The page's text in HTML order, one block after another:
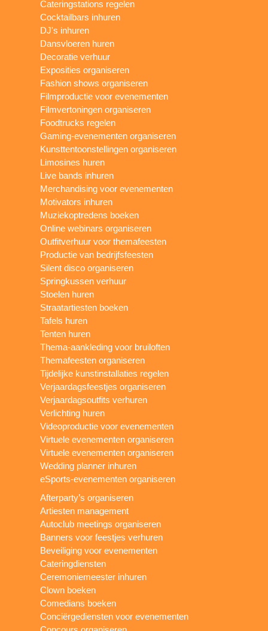
Cateringstations regelen
Cocktailbars inhuren
DJ's inhuren
Dansvloeren huren
Decoratie verhuur
Exposities organiseren
Fashion shows organiseren
Filmproductie voor evenementen
Filmvertoningen organiseren
Foodtrucks regelen
Gaming-evenementen organiseren
Kunsttentoonstellingen organiseren
Limosines huren
Live bands inhuren
Merchandising voor evenementen
Motivators inhuren
Muziekoptredens boeken
Online webinars organiseren
Outfitverhuur voor themafeesten
Productie van bedrijfsfeesten
Silent disco organiseren
Springkussen verhuur
Stoelen huren
Straatartiesten boeken
Tafels huren
Tenten huren
Thema-aankleding voor bruiloften
Themafeesten organiseren
Tijdelijke kunstinstallaties regelen
Verjaardagsfeestjes organiseren
Verjaardagsoutfits verhuren
Verlichting huren
Videoproductie voor evenementen
Virtuele evenementen organiseren
Virtuele evenementen organiseren
Wedding planner inhuren
eSports-evenementen organiseren
Afterparty’s organiseren
Artiesten management
Autoclub meetings organiseren
Banners voor feestjes verhuren
Beveiliging voor evenementen
Cateringdiensten
Ceremoniemeester inhuren
Clown boeken
Comedians boeken
Conciërgediensten voor evenementen